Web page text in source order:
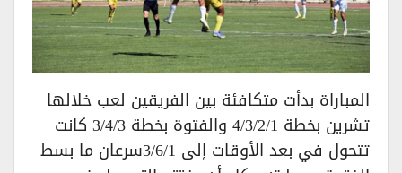
المباراة بدأت متكافئة بين الفريقين لعب خلالها
تشرين بخطة 4/3/2/1 والفتوة بخطة 3/4/3 كانت
تتحول في بعد الأوقات إلى 3/6/1سرعان ما بسط